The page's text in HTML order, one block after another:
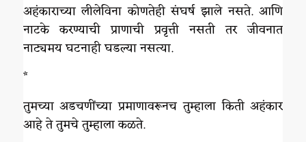
अहंकाराच्या लीलेविना कोणतेही संघर्ष झाले नसते. आणि
नाटके करण्याची प्राणाची प्रवृत्ती नसती तर जीवनात
नाट्यमय घटनाही घडल्या नसत्या.
*
तुमच्या अडचणींच्या प्रमाणावरूनच तुम्हाला किती अहंकार
आहे ते तुमचे तुम्हाला कळते.